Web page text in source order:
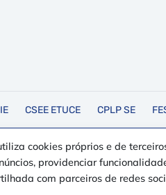
CSEE ETUCE CPLP SE
Sindicato Democrático dos Professores
cookies próprios e de
providenciar
com parceiros de redes